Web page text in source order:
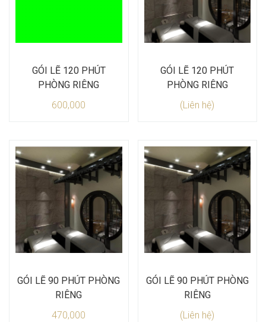
GÓI LẼ 120 PHÚT
PHÒNG RIÊNG
600,000
GÓI LẼ 120 PHÚT
PHÒNG RIÊNG
(Liên hệ)
GÓI LẼ 90 PHÚT PHÒNG
RIÊNG
470,000
GÓI LẼ 90 PHÚT PHÒNG
RIÊNG
(Liên hệ)